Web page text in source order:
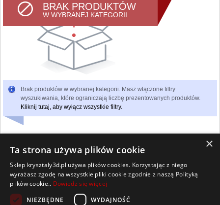
BRAK PRODUKTÓW
W WYBRANEJ KATEGORII
Brak produktów w wybranej kategorii. Masz włączone filtry
wyszukiwania, które ograniczają liczbę prezentowanych produktów.
Kliknij tutaj, aby wyłącz wszystkie filtry.
Wszelkie prawa zastrzeżone
Kontakt Współpraca Regulamin
Pomoc Strona główna
×
Ta strona używa plików cookie
Sklep krysztaly3d.pl używa plików cookies. Korzystając z niego
wyrażasz zgodę na wszystkie pliki cookie zgodnie z naszą Polityką
plików cookie.. Dowiedz się więcej
NIEZBĘDNE
WYDAJNOŚĆ